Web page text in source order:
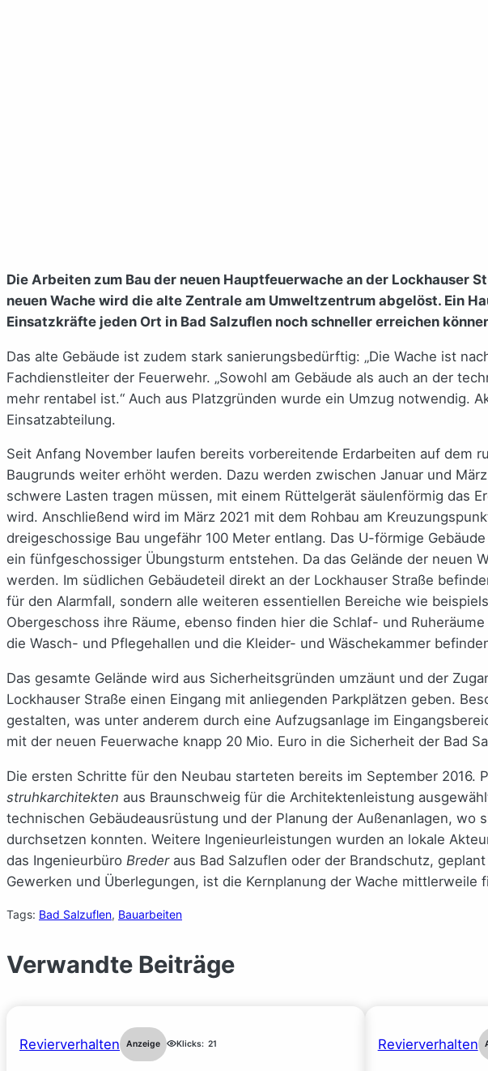
Die Arbeiten zum Bau der neuen Hauptfeuerwache an der
neuen Wache wird die alte Zentrale am Umweltzentrum abgelöst. Ein
Einsatzkräfte jeden Ort in Bad Salzuflen noch schneller erreichen
Das alte Gebäude ist zudem stark sanierungsbedürftig: „Die Wache ist
Fachdienstleiter der Feuerwehr. „Sowohl am Gebäude als auch an der
mehr rentabel ist.“ Auch aus Platzgründen wurde ein Umzug notwendig.
Einsatzabteilung.
Seit Anfang November laufen bereits vorbereitende Erdarbeiten auf dem
Baugrunds weiter erhöht werden. Dazu werden zwischen Januar und
schwere Lasten tragen müssen, mit einem Rüttelgerät säulenförmig das
wird. Anschließend wird im März 2021 mit dem Rohbau am
dreigeschossige Bau ungefähr 100 Meter entlang. Das U-förmige
ein fünfgeschossiger Übungsturm entstehen. Da das Gelände der neuen
werden. Im südlichen Gebäudeteil direkt an der Lockhauser Straße
für den Alarmfall, sondern alle weiteren essentiellen Bereiche wie
Obergeschoss ihre Räume, ebenso finden hier die Schlaf- und
die Wasch- und Pflegehallen und die Kleider- und Wäschekammer
Das gesamte Gelände wird aus Sicherheitsgründen umzäunt und der
Lockhauser Straße einen Eingang mit anliegenden Parkplätzen geben.
gestalten, was unter anderem durch eine Aufzugsanlage im
mit der neuen Feuerwache knapp 20 Mio. Euro in die Sicherheit der Bad
Die ersten Schritte für den Neubau starteten bereits im September 2016.
struhkarchitekten aus Braunschweig für die Architektenleistung
technischen Gebäudeausrüstung und der Planung der Außenanlagen, wo
durchsetzen konnten. Weitere Ingenieurleistungen wurden an lokale
das Ingenieurbüro Brederaus Bad Salzuflen oder der Brandschutz,
Gewerken und Überlegungen, ist die Kernplanung der Wache mittlerweile
Tags: Bad Salzuflen, Bauarbeiten
Verwandte Beiträge
Revierverhalten Anzeige Klicks: 21 Revierverhalten